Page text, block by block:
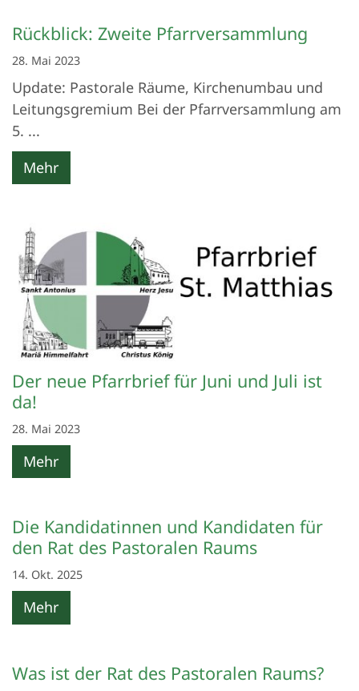
Rückblick: Zweite Pfarrversammlung
28. Mai 2023
Update: Pastorale Räume, Kirchenumbau und
Leitungsgremium Bei der Pfarrversammlung am
5. ...
Mehr
Der neue Pfarrbrief für Juni und Juli ist
da!
28. Mai 2023
Mehr
Die Kandidatinnen und Kandidaten für
den Rat des Pastoralen Raums
14. Okt. 2025
Mehr
Was ist der Rat des Pastoralen Raums?